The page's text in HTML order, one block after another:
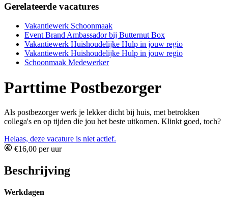
Gerelateerde vacatures
Vakantiewerk Schoonmaak
Event Brand Ambassador bij Butternut Box
Vakantiewerk Huishoudelijke Hulp in jouw regio
Vakantiewerk Huishoudelijke Hulp in jouw regio
Schoonmaak Medewerker
Parttime Postbezorger
Als postbezorger werk je lekker dicht bij huis, met betrokken
collega's en op tijden die jou het beste uitkomen. Klinkt goed, toch?
Helaas, deze vacature is niet actief.
€16,00 per uur
Beschrijving
Werkdagen